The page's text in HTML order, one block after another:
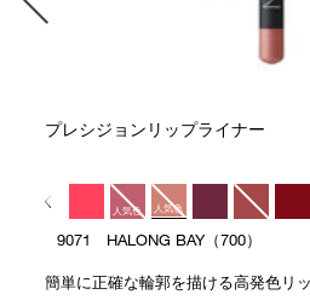
プレシジョンリップライナー
人気色 人気色
9071 HALONG BAY（700）
簡単に正確な輪郭を描ける高発色リ